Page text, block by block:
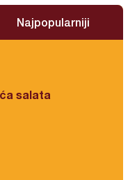
Najpopularniji
salata